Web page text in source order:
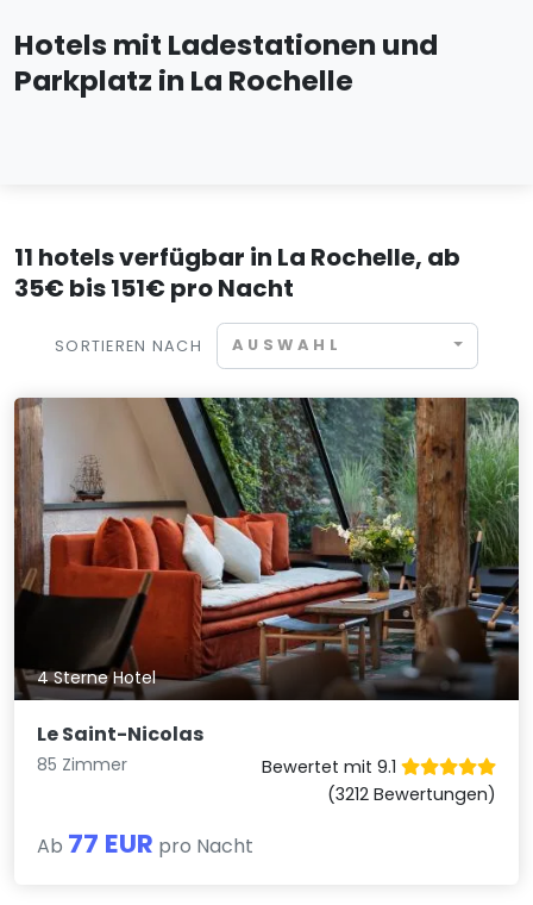
Hotels mit Ladestationen und
Parkplatz in La Rochelle
11 hotels verfügbar in La Rochelle, ab
35€ bis 151€ pro Nacht
SORTIEREN NACH AUSWAHL
4 Sterne Hotel
Le Saint-Nicolas
85 Zimmer
Bewertet mit 9.1
(3212 Bewertungen)
Ab 77 EUR pro Nacht